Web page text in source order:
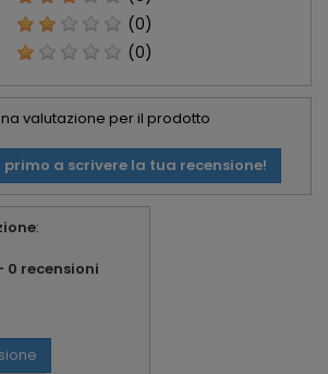
(0)
(0)
valutazione per il prodotto
primo a scrivere la tua recensione!
:
0 recensioni